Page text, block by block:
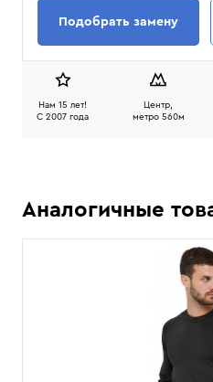
Подобрать замену
Нам 15 лет!
C 2007 года
Центр,
метро 560м
Аналогичные